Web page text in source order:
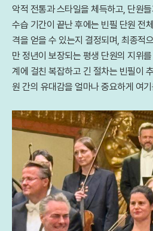
악적 전통과 스타일을 체득하고, 단원
수습 기간이 끝난 후에는 빈필 단원 전
격을 얻을 수 있는지 결정되며, 최종적
만 정년이 보장되는 평생 단원의 지위
계에 걸친 복잡하고 긴 절차는 빈필이
원 간의 유대감을 얼마나 중요하게 여